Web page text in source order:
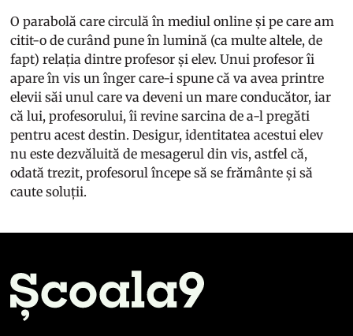
O parabolă care circulă în mediul online și pe care am
citit-o de curând pune în lumină (ca multe altele, de
fapt) relația dintre profesor și elev. Unui profesor îi
apare în vis un înger care-i spune că va avea printre
elevii săi unul care va deveni un mare conducător, iar
că lui, profesorului, îi revine sarcina de a-l pregăti
pentru acest destin. Desigur, identitatea acestui elev
nu este dezvăluită de mesagerul din vis, astfel că,
odată trezit, profesorul începe să se frământe și să
caute soluții.